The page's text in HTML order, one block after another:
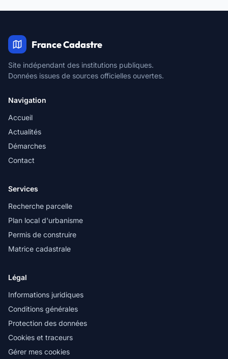
France Cadastre
Site indépendant des institutions publiques.
Données issues de sources officielles ouvertes.
Navigation
Accueil
Actualités
Démarches
Contact
Services
Recherche parcelle
Plan local d'urbanisme
Permis de construire
Matrice cadastrale
Légal
Informations juridiques
Conditions générales
Protection des données
Cookies et traceurs
Gérer mes cookies